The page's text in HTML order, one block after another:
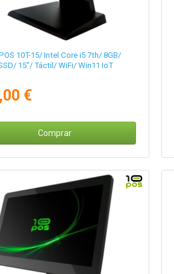
10T-15/ Intel Core i5 7th/ 8GB/
15"/ Táctil/ WiFi/ Win11 IoT
€
Comprar